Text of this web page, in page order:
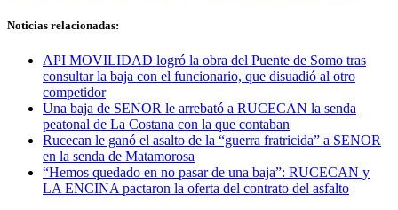
Noticias relacionadas:
API MOVILIDAD logró la obra del Puente de Somo tras
consultar la baja con el funcionario, que disuadió al otro
competidor
Una baja de SENOR le arrebató a RUCECAN la senda
peatonal de La Costana con la que contaban
Rucecan le ganó el asalto de la “guerra fratricida” a SENOR
en la senda de Matamorosa
“Hemos quedado en no pasar de una baja”: RUCECAN y
LA ENCINA pactaron la oferta del contrato del asfalto